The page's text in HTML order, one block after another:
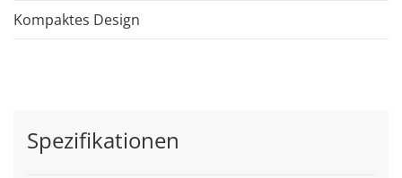
Kompaktes Design
Spezifikationen